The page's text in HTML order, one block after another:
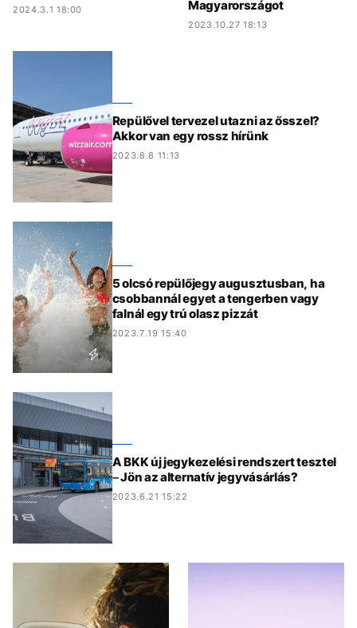
2024.3.1 18:00 Magyarországot
2023.10.27 18:13
Repülővel tervezel utazni az ősszel?
Akkor van egy rossz hírünk
2023.8.8 11:13
5 olcsó repülőjegy augusztusban, ha
csobbannál egyet a tengerben vagy
falnál egy trú olasz pizzát
2023.7.19 15:40
A BKK új jegykezelési rendszert tesztel
– Jön az alternatív jegyvásárlás?
2023.6.21 15:22